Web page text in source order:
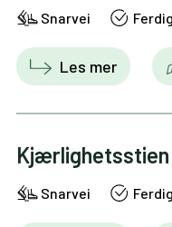
Snarvei Ferdig
Les mer
Kjærlighetsstien
Snarvei Ferdig